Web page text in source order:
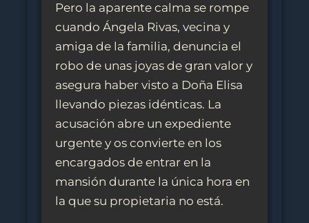
Pero la aparente calma se rompe
cuando Ángela Rivas, vecina y
amiga de la familia, denuncia el
robo de unas joyas de gran valor y
asegura haber visto a Doña Elisa
llevando piezas idénticas. La
acusación abre un expediente
urgente y os convierte en los
encargados de entrar en la
mansión durante la única hora en
la que su propietaria no está.